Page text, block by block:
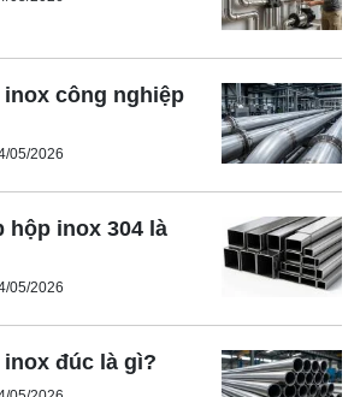
công nghiệp
05/2026
hộp inox 304 là
05/2026
đúc là gì?